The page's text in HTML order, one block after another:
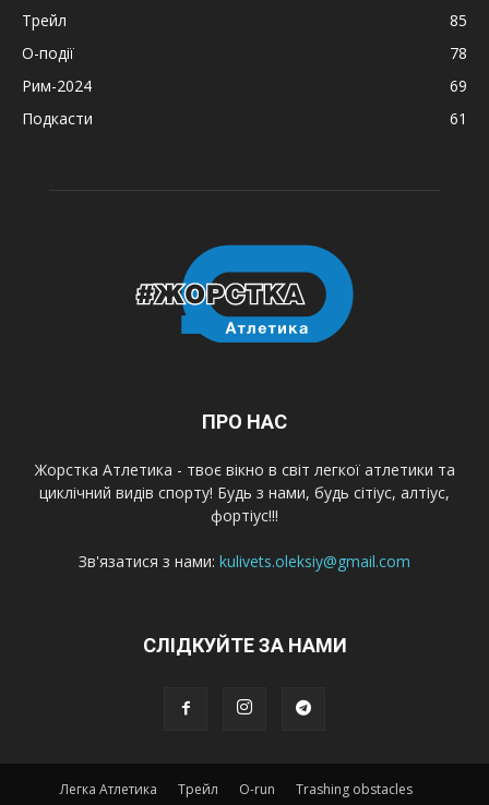
Трейл
85
О-події
78
Рим-2024
69
Подкасти
61
ПРО НАС
Жорстка Атлетика - твоє вікно в світ легкої атлетики та
циклічний видів спорту! Будь з нами, будь сітіус, алтіус,
фортіус!!!
Зв'язатися з нами: kulivets.oleksiy@gmail.com
СЛІДКУЙТЕ ЗА НАМИ
Легка Атлетика Трейл O-run
Trashing obstacles